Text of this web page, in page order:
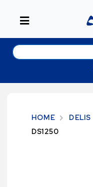
HOME DELIS
DS1250